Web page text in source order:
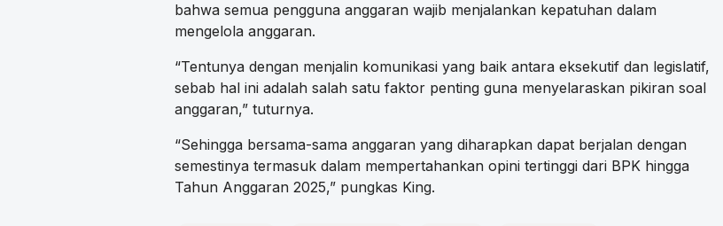
bahwa semua pengguna anggaran wajib menjalankan kepatuhan dalam
mengelola anggaran.
“Tentunya dengan menjalin komunikasi yang baik antara eksekutif dan legislatif,
sebab hal ini adalah salah satu faktor penting guna menyelaraskan pikiran soal
anggaran,” tuturnya.
“Sehingga bersama-sama anggaran yang diharapkan dapat berjalan dengan
semestinya termasuk dalam mempertahankan opini tertinggi dari BPK hingga
Tahun Anggaran 2025,” pungkas King.